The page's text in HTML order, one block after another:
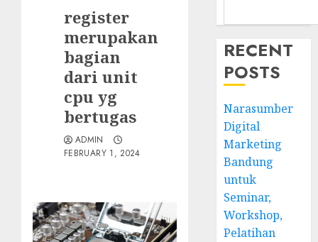
register
merupakan
bagian
dari unit
cpu yg
bertugas
ADMIN
FEBRUARY 1, 2024
RECENT
POSTS
Narasumber
Digital
Marketing
Bandung
untuk
Seminar,
Workshop,
Pelatihan